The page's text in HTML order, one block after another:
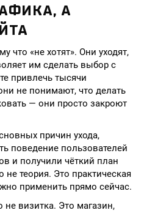
А
что «не хотят». Они уходят,
им сделать выбор с
привлечь тысячи
не понимают, что делать
— они просто закроют
причин ухода,
поведение пользователей
и получили чёткий план
теория. Это практическая
применить прямо сейчас.
визитка. Это магазин,